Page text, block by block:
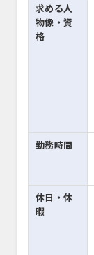
求める人
物像・資
格
勤務時間
休日・休
暇